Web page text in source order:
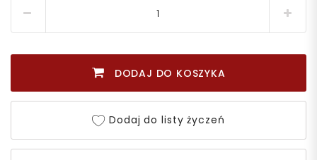
DODAJ DO KOSZYKA
Dodaj do listy życzeń